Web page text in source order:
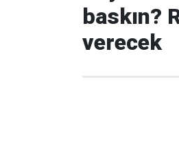
baskın?
verecek